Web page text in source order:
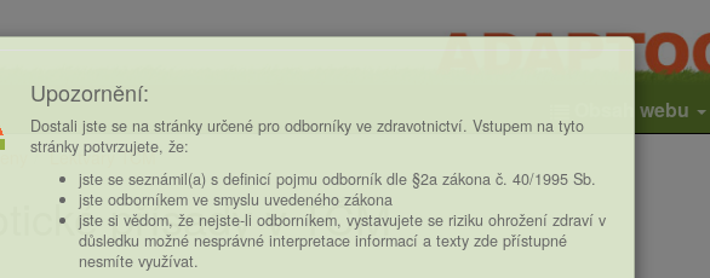
Obsah webu
Lektvary TČM
přísady v TČM
Upozornění:
Dostali jste se na stránky určené pro odborníky ve zdravotnictví. Vstupem na tyto
stránky potvrzujete, že:
jste se seznámil(a) s definicí pojmu odborník dle §2a zákona č. 40/1995 Sb.
jste odborníkem ve smyslu uvedeného zákona
jste si vědom, že nejste-li odborníkem, vystavujete se riziku ohrožení zdraví v
důsledku možné nesprávné interpretace informací a texty zde přístupné
nesmíte využívat.